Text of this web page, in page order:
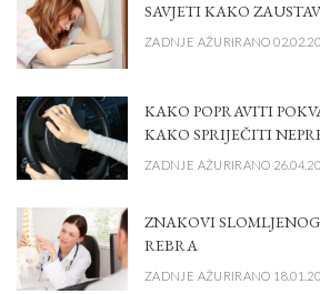
SAVJETI KAKO
ZADNJE AŽURIRANO
KAKO POPRAVITI
KAKO SPRIJEČITI
ZADNJE AŽURIRANO
ZNAKOVI
REBRA
ZADNJE AŽURIRANO